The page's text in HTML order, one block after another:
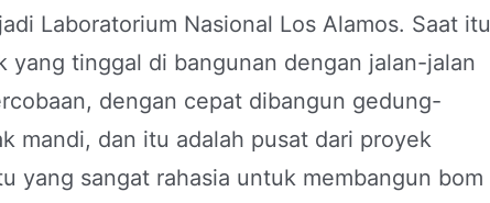
Laboratorium Nasional Los Alamos. Saat itu
yang tinggal di bangunan dengan jalan-jalan
dengan cepat dibangun gedung-
mandi, dan itu adalah pusat dari proyek
yang sangat rahasia untuk membangun bom